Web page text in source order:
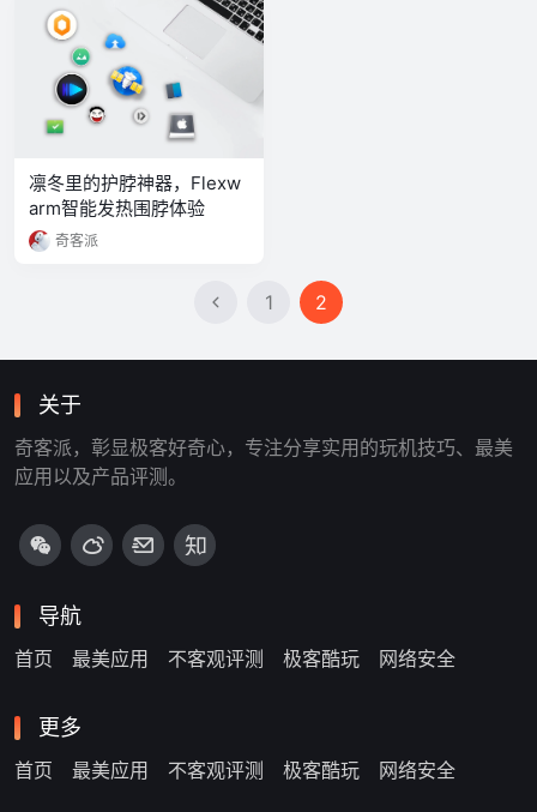
凛冬里的护脖神器，Flexw
arm智能发热围脖体验
奇客派
1 2
关于
奇客派，彰显极客好奇心，专注分享实用的玩机技巧、最美
应用以及产品评测。
导航
首页 最美应用 不客观评测 极客酷玩 网络安全
更多
首页 最美应用 不客观评测 极客酷玩 网络安全